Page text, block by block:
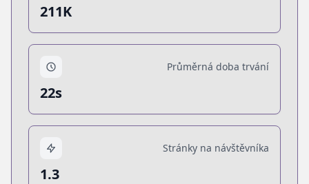
211K
Průměrná doba trvání
22s
Stránky na návštěvníka
1.3